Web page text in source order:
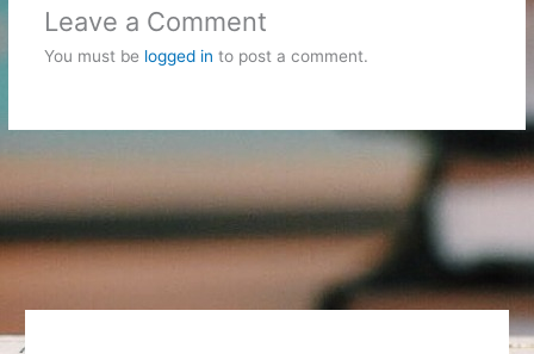
Leave a Comment
You must be logged in to post a comment.